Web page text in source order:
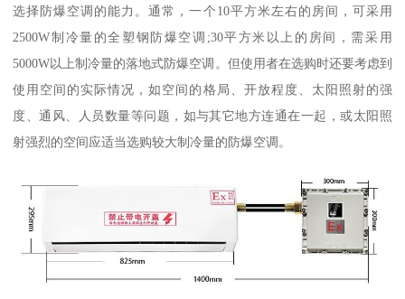
选择防爆空调的能力。通常，一个10平方米左右的房间，可采用
2500W制冷量的全塑钢防爆空调;30平方米以上的房间，需采用
5000W以上制冷量的落地式防爆空调。但使用者在选购时还要考虑到
使用空间的实际情况，如空间的格局、开放程度、太阳照射的强
度、通风、人员数量等问题，如与其它地方连通在一起，或太阳照
射强烈的空间应适当选购较大制冷量的防爆空调。